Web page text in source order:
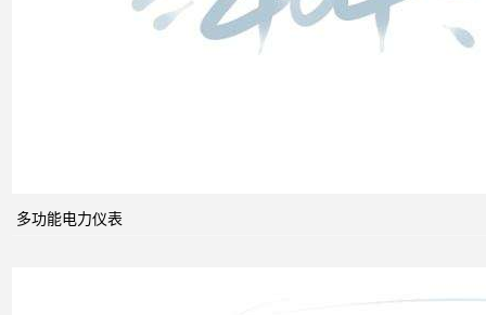
多功能电力仪表